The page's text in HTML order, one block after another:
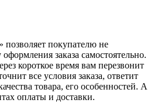
покупателю не
заказа самостоятельно.
короткое время вам перезвонит
все условия заказа, ответит
товара, его особенностей. А
оплаты и доставки.